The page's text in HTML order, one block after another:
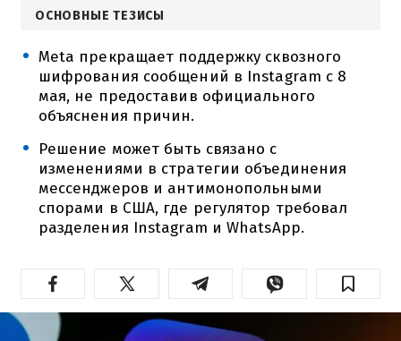
ОСНОВНЫЕ ТЕЗИСЫ
Meta прекращает поддержку сквозного
шифрования сообщений в Instagram с 8
мая, не предоставив официального
объяснения причин.
Решение может быть связано с
изменениями в стратегии объединения
мессенджеров и антимонопольными
спорами в США, где регулятор требовал
разделения Instagram и WhatsApp.